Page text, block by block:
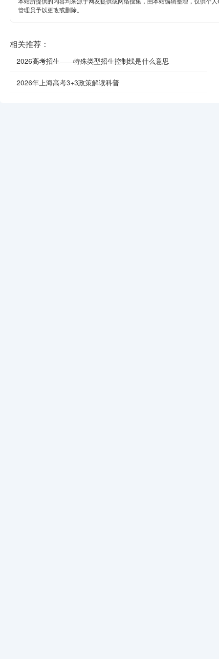
管理员予以更改或删除。
相关推荐：
2026高考招生——特殊类型招生控制线是什么意思
2026年上海高考3+3政策解读科普